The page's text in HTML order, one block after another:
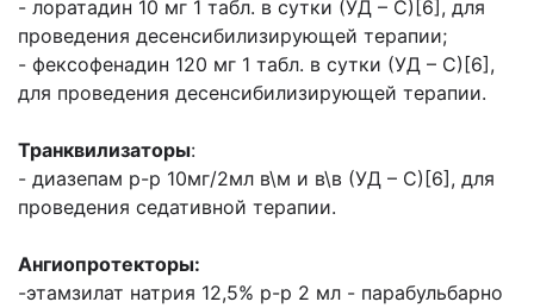
- лоратадин 10 мг 1 табл. в сутки (УД – С)[6], для
проведения десенсибилизирующей терапии;
- фексофенадин 120 мг 1 табл. в сутки (УД – С)[6],
для проведения десенсибилизирующей терапии.
Транквилизаторы:
- диазепам р-р 10мг/2мл в\м и в\в (УД – С)[6], для
проведения седативной терапии.
Ангиопротекторы:
-этамзилат натрия 12,5% р-р 2 мл - парабульбарно